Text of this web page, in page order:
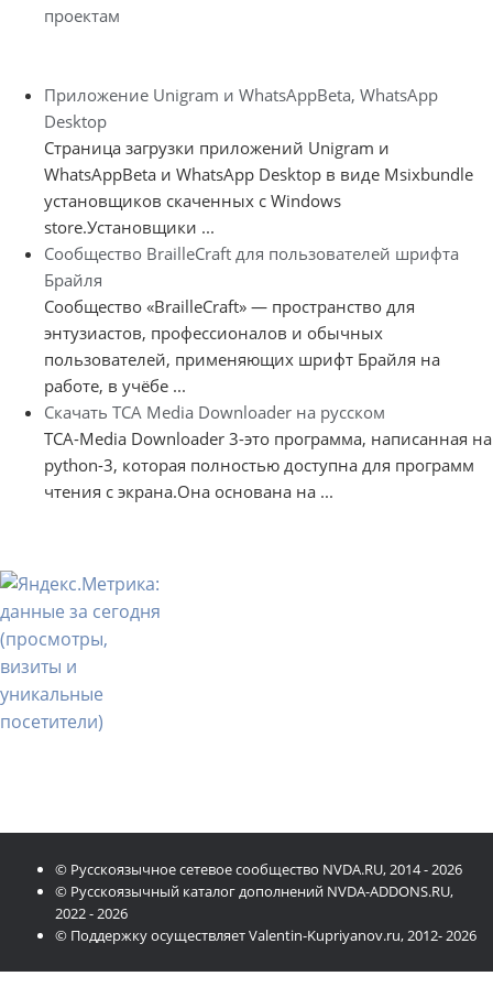
проектам
Приложение Unigram и WhatsAppBeta, WhatsApp
Desktop
Страница загрузки приложений Unigram и
WhatsAppBeta и WhatsApp Desktop в виде Msixbundle
установщиков скаченных с Windows
store.Установщики ...
Сообщество BrailleCraft для пользователей шрифта
Брайля
Сообщество «BrailleCraft» — пространство для
энтузиастов, профессионалов и обычных
пользователей, применяющих шрифт Брайля на
работе, в учёбе ...
Скачать TCA Media Downloader на русском
TCA-Media Downloader 3-это программа, написанная на
python-3, которая полностью доступна для программ
чтения с экрана.Она основана на ...
© Русскоязычное сетевое сообщество NVDA.RU, 2014 - 2026
© Русскоязычный каталог дополнений NVDA-ADDONS.RU,
2022 - 2026
© Поддержку осуществляет Valentin-Kupriyanov.ru, 2012- 2026